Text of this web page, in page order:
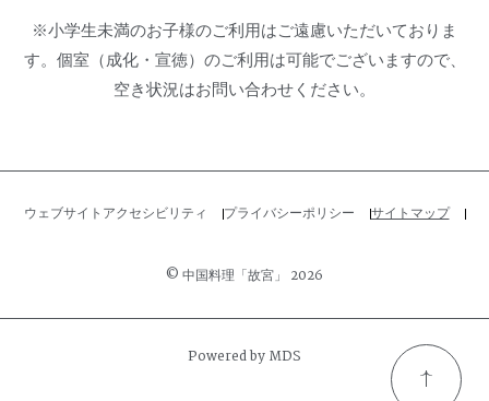
※小学生未満のお子様のご利用はご遠慮いただいておりま
す。個室（成化・宣徳）のご利用は可能でございますので、
空き状況はお問い合わせください。
ウェブサイトアクセシビリティ プライバシーポリシー サイトマップ
© 中国料理「故宮」 2026
Powered by MDS